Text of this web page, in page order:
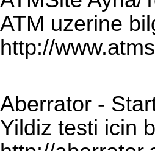
ATM uzerine
http://
Aberrator -
Yildiz testi icin